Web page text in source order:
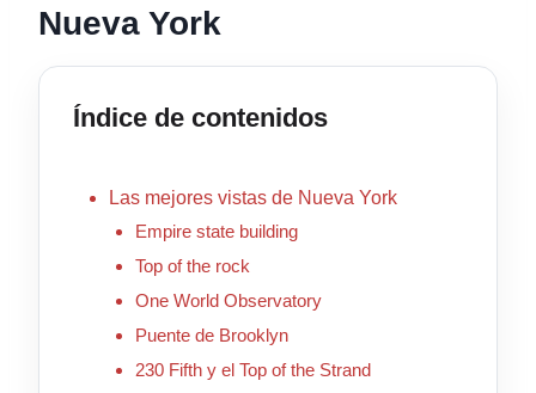
Nueva York
Índice de contenidos
Las mejores vistas de Nueva York
Empire state building
Top of the rock
One World Observatory
Puente de Brooklyn
230 Fifth y el Top of the Strand